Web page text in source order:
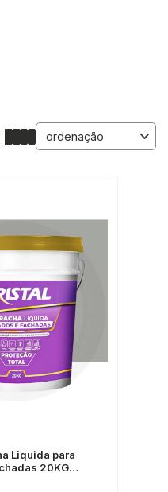
Liquida para
20KG